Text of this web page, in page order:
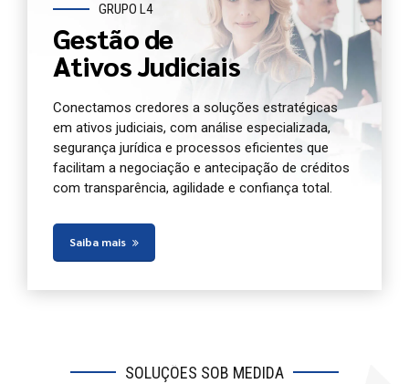
GRUPO L4
Gestão de
Ativos Judiciais
Conectamos credores a soluções estratégicas
em ativos judiciais, com análise especializada,
segurança jurídica e processos eficientes que
facilitam a negociação e antecipação de créditos
com transparência, agilidade e confiança total.
Saiba mais
SOLUÇÕES SOB MEDIDA